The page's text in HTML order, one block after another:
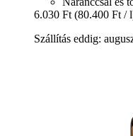
6.030 Ft (80.400 Ft /
Szállítás eddig: